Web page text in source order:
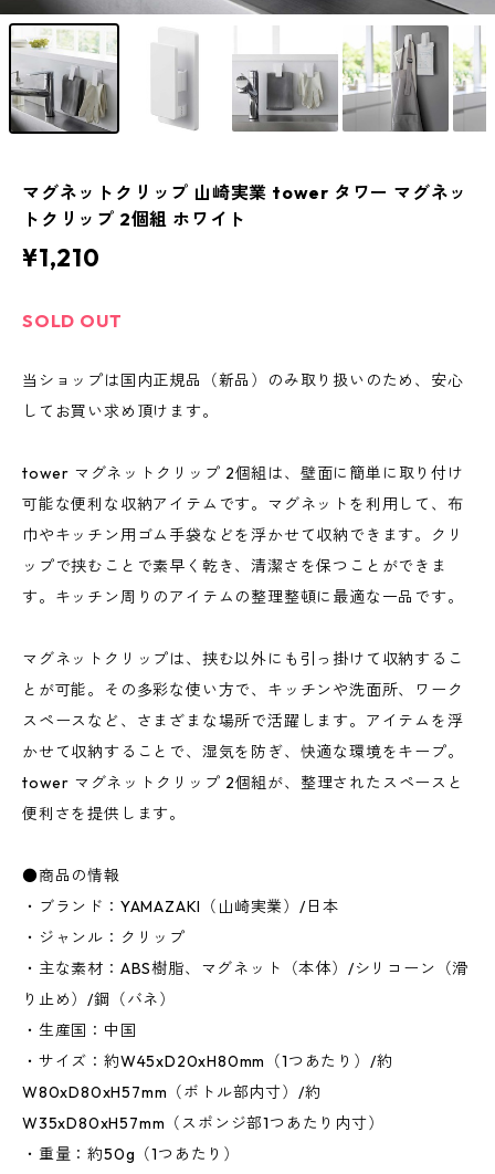
マグネットクリップ 山崎実業 tower タワー マグネッ
トクリップ 2個組 ホワイト
¥1,210
SOLD OUT
当ショップは国内正規品（新品）のみ取り扱いのため、安心
してお買い求め頂けます。
tower マグネットクリップ 2個組は、壁面に簡単に取り付け
可能な便利な収納アイテムです。マグネットを利用して、布
巾やキッチン用ゴム手袋などを浮かせて収納できます。クリ
ップで挟むことで素早く乾き、清潔さを保つことができま
す。キッチン周りのアイテムの整理整頓に最適な一品です。
マグネットクリップは、挟む以外にも引っ掛けて収納するこ
とが可能。その多彩な使い方で、キッチンや洗面所、ワーク
スペースなど、さまざまな場所で活躍します。アイテムを浮
かせて収納することで、湿気を防ぎ、快適な環境をキープ。
tower マグネットクリップ 2個組が、整理されたスペースと
便利さを提供します。
●商品の情報
・ブランド：YAMAZAKI（山崎実業）/日本
・ジャンル：クリップ
・主な素材：ABS樹脂、マグネット（本体）/シリコーン（滑
り止め）/鋼（バネ）
・生産国：中国
・サイズ：約W45xD20xH80mm（1つあたり）/約
W80xD80xH57mm（ボトル部内寸）/約
W35xD80xH57mm（スポンジ部1つあたり内寸）
・重量：約50g（1つあたり）